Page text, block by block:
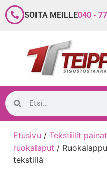
SOITA MEILLE040 -
Etusivu / Tekstiilit
ruokalaput /
tekstillä